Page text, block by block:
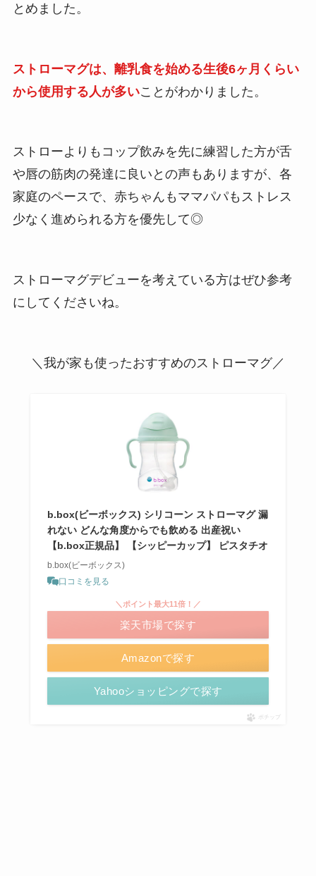
とめました。
ストローマグは、離乳食を始める生後6ヶ月くらい
から使用する人が多いことがわかりました。
ストローよりもコップ飲みを先に練習した方が舌
や唇の筋肉の発達に良いとの声もありますが、各
家庭のペースで、赤ちゃんもママパパもストレス
少なく進められる方を優先して◎
ストローマグデビューを考えている方はぜひ参考
にしてくださいね。
＼我が家も使ったおすすめのストローマグ／
b.box(ビーボックス) シリコーン ストローマグ 漏
れない どんな角度からでも飲める 出産祝い
【b.box正規品】 【シッピーカップ】 ピスタチオ
b.box(ビーボックス)
口コミを見る
Amazonで探す
＼ポイント最大11倍！／
楽天市場で探す
Yahooショッピングで探す
ポチップ